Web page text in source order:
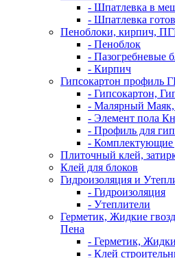
- Шпатлевка в
- Шпатлевка
Пеноблоки, кирпич,
- Пеноблок
- Пазогребневые
- Кирпич
Гипсокартон профиль
- Гипсокартон,
- Малярный
- Элемент пола
- Профиль для
- Комплектующие
Плиточный клей,
Клей для блоков
Гидроизоляция и
- Гидроизоляция
- Утеплители
Герметик, Жидкие
Пена
- Герметик,
- Клей